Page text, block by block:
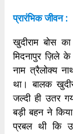
प्रारंभिक जीवन :
खुदीराम बोस
मिदनापुर ज़िले
नाम त्रैलोक्य
था। बालक
जल्दी ही उतर
बड़ी बहन ने
प्रबल थी कि